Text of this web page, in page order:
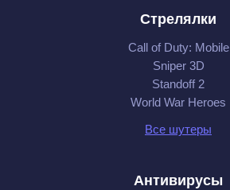
Стрелялки
Call of Duty: Mobile
Sniper 3D
Standoff 2
World War Heroes
Все шутеры
Антивирусы